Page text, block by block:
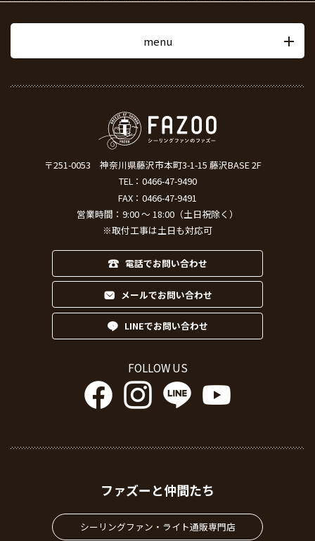
menu
〒251-0053
神奈川県藤沢市本町3-1-15 藤沢BASE 2F
TEL： 0466-47-9490
FAX：0466-47-9491
営業時間：9:00 ～ 18:00（土日祝除く）
※取付工事は土日も対応可
電話でお問い合わせ
メールでお問い合わせ
LINEでお問い合わせ
FOLLOW US
ファズーと仲間たち
シーリングファン・ライト通販専門店